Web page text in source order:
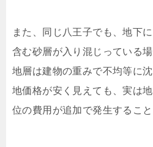
また、同じ八王子でも、地下
含む砂層が入り混じっている
地層は建物の重みで不均等に
地価格が安く見えても、実は
位の費用が追加で発生するこ